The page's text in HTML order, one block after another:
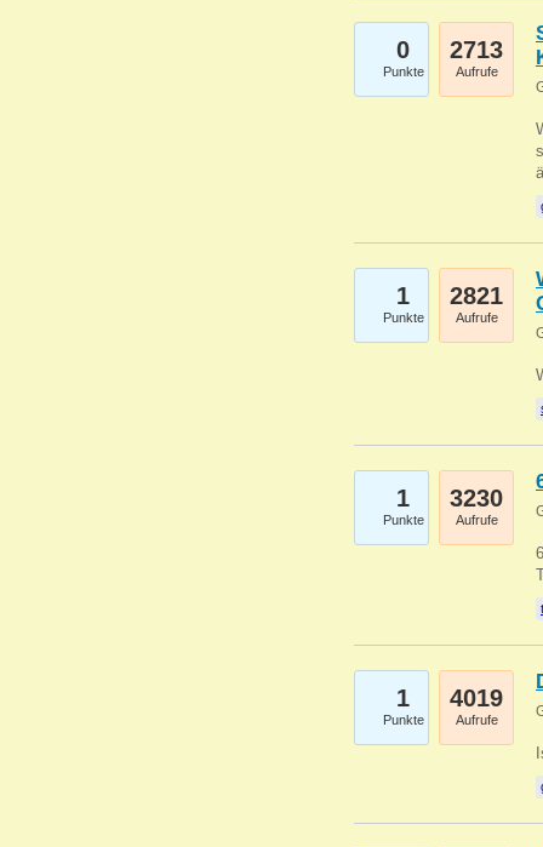
0
Punkte
2713
Aufrufe
1
Punkte
2821
Aufrufe
1
Punkte
3230
Aufrufe
1
Punkte
4019
Aufrufe